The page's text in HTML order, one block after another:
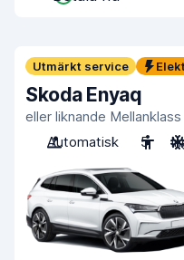
Utmärkt service
Skoda Enyaq
eller liknande
Automatisk
5